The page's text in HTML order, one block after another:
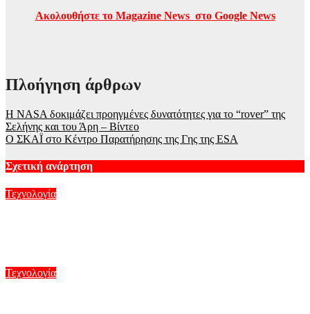
Ακολουθήστε το Magazine News στο Google News
Πλοήγηση άρθρων
Η NASA δοκιμάζει προηγμένες δυνατότητες για το “rover” της
Σελήνης και του Άρη – Βίντεο
Ο ΣΚΑΪ στο Κέντρο Παρατήρησης της Γης της ΕSA
Σχετική ανάρτηση
Τεχνολογία
Τεχνολογία